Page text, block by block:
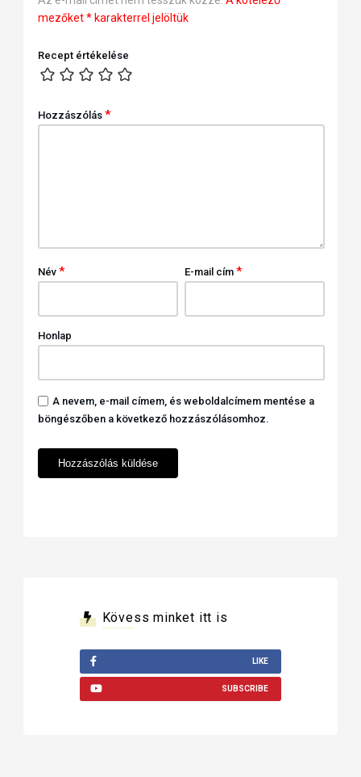
mezőket*karakterrel jelöltük
Recept értékelése
Hozzászólás *
Név * E-mail cím*
Honlap
A nevem, e-mail címem, és weboldalcímem mentése a
böngészőben a következő hozzászólásomhoz.
Kövess minket itt is
LIKE
SUBSCRIBE